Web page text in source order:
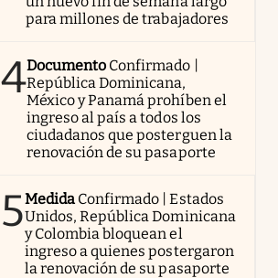
para millones de trabajadores
4Documento Confirmado |
República Dominicana,
México y Panamá prohíben el
ingreso al país a todos los
ciudadanos que posterguen la
renovación de su pasaporte
5Medida Confirmado | Estados
Unidos, República Dominicana
y Colombia bloquean el
ingreso a quienes postergaron
la renovación de su pasaporte